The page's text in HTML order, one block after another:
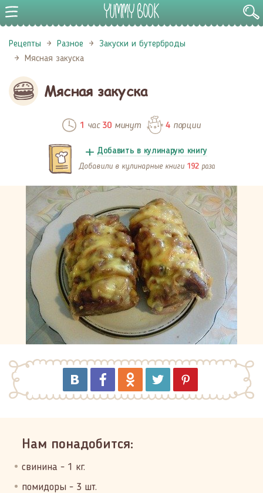
Рецепты Разное
Закуски и бутерброды
Мясная закуска
Мясная закуска
1 час 30минут 4порции
Добавить в кулинарую книгу
Добавили в кулинарные книги 192 раза
Нам понадобится:
свинина - 1 кг.
помидоры - 3 шт.